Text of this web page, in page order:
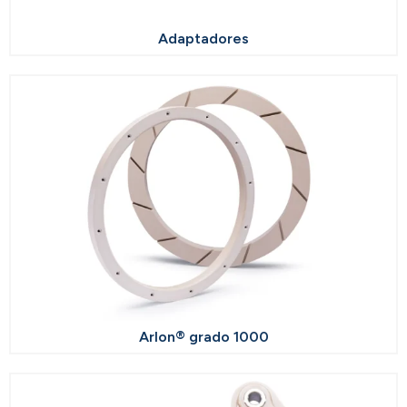
Adaptadores
Arlon® grado 1000